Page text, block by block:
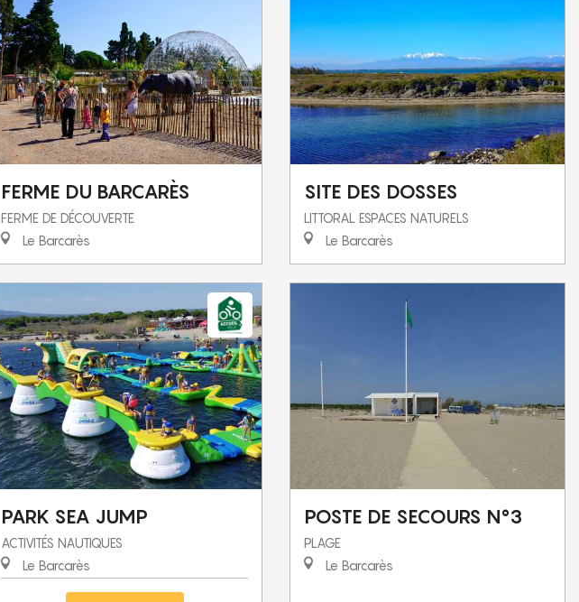
FERME DU BARCARÈS
FERME DE DÉCOUVERTE
Le Barcarès
SITE DES DOSSES
LITTORAL ESPACES NATURELS
Le Barcarès
PARK SEA JUMP
ACTIVITÉS NAUTIQUES
Le Barcarès
POSTE DE SECOURS N°3
PLAGE
Le Barcarès